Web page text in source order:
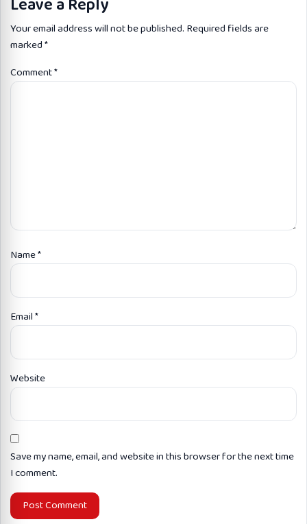
Your email address will not be published. Required fields are
marked*
Comment*
Name*
Email*
Website
Save my name, email, and website in this browser for the next time
I comment.